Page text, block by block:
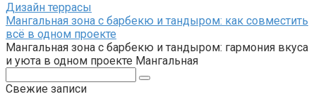
Дизайн террасы
Мангальная зона с барбекю и тандыром: как совместить
всё в одном проекте
Мангальная зона с барбекю и тандыром: гармония вкуса
и уюта в одном проекте Мангальная
Свежие записи